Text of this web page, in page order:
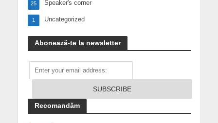
Speaker's corner
25
Uncategorized
1
Abonează-te la newsletter
Recomandăm